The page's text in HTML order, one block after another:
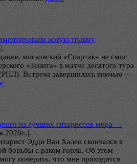
новую травму
московский «Спартак» не смог
«Зенита» в матче десятого тура
Встреча завершилась вничью —
из лучших гитаристов мира —
Эдди Ван Хален скончался в
борьбы с раком горла. Об этом
поверить, что мне приходится